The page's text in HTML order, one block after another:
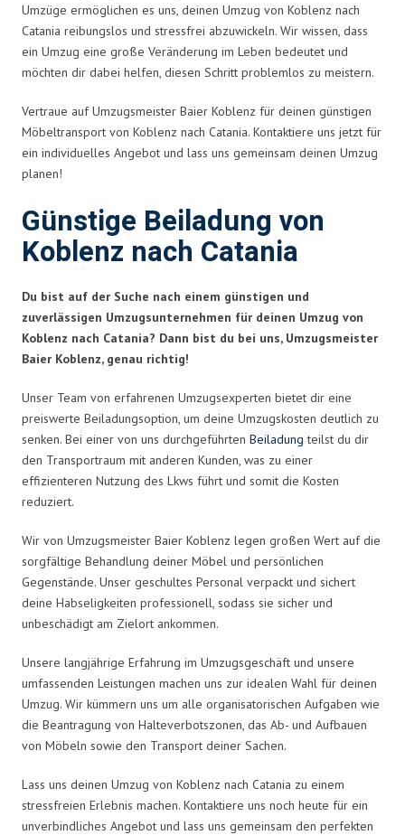
Umzüge ermöglichen es uns, deinen Umzug von Koblenz nach
Catania reibungslos und stressfrei abzuwickeln. Wir wissen, dass
ein Umzug eine große Veränderung im Leben bedeutet und
möchten dir dabei helfen, diesen Schritt problemlos zu meistern.
Vertraue auf Umzugsmeister Baier Koblenz für deinen günstigen
Möbeltransport von Koblenz nach Catania. Kontaktiere uns jetzt für
ein individuelles Angebot und lass uns gemeinsam deinen Umzug
planen!
Günstige Beiladung von
Koblenz nach Catania
Du bist auf der Suche nach einem günstigen und
zuverlässigen Umzugsunternehmen für deinen Umzug von
Koblenz nach Catania? Dann bist du bei uns, Umzugsmeister
Baier Koblenz, genau richtig!
Unser Team von erfahrenen Umzugsexperten bietet dir eine
preiswerte Beiladungsoption, um deine Umzugskosten deutlich zu
senken. Bei einer von uns durchgeführten Beiladung teilst du dir
den Transportraum mit anderen Kunden, was zu einer
effizienteren Nutzung des Lkws führt und somit die Kosten
reduziert.
Wir von Umzugsmeister Baier Koblenz legen großen Wert auf die
sorgfältige Behandlung deiner Möbel und persönlichen
Gegenstände. Unser geschultes Personal verpackt und sichert
deine Habseligkeiten professionell, sodass sie sicher und
unbeschädigt am Zielort ankommen.
Unsere langjährige Erfahrung im Umzugsgeschäft und unsere
umfassenden Leistungen machen uns zur idealen Wahl für deinen
Umzug. Wir kümmern uns um alle organisatorischen Aufgaben wie
die Beantragung von Halteverbotszonen, das Ab- und Aufbauen
von Möbeln sowie den Transport deiner Sachen.
Lass uns deinen Umzug von Koblenz nach Catania zu einem
stressfreien Erlebnis machen. Kontaktiere uns noch heute für ein
unverbindliches Angebot und lass uns gemeinsam den perfekten